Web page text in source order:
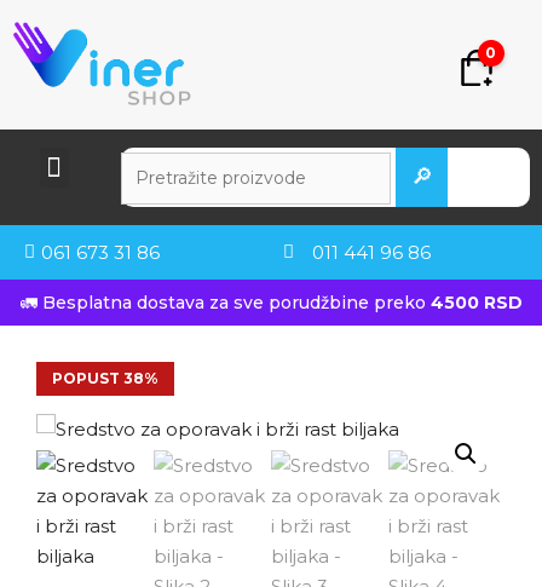
0
🔎
061 673 31 86 011 441 96 86
🚛 Besplatna dostava za sve porudžbine preko 4500 RSD
POPUST 38%